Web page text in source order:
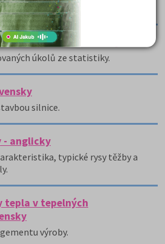
příklady slovensky
úkolů ze statistiky.
silnice.
- anglicky
typické rysy těžby a
tepla v tepelných
výroby.